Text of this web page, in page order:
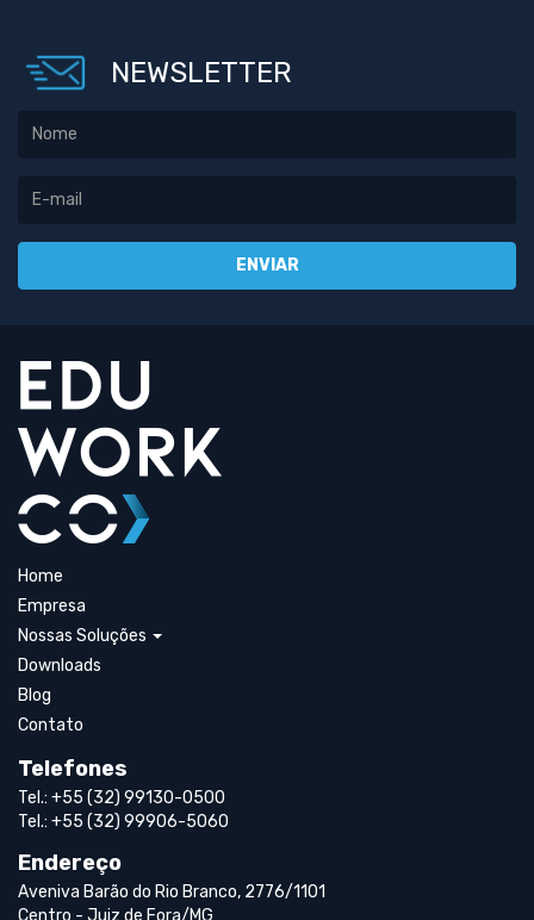
NEWSLETTER
Home
Empresa
Nossas Soluções
Downloads
Blog
Contato
Telefones
Tel.: +55 (32) 99130-0500
Tel.: +55 (32) 99906-5060
Endereço
Aveniva Barão do Rio Branco, 2776/1101
Centro - Juiz de Fora/MG